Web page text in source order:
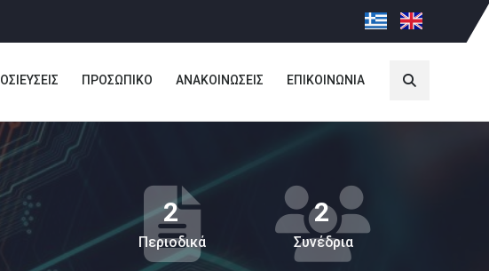
ΠΡΟΣΩΠΙΚΟ ΑΝΑΚΟΙΝΩΣΕΙΣ ΕΠΙΚΟΙΝΩΝΙΑ
2
Περιοδικά
2
Συνέδρια